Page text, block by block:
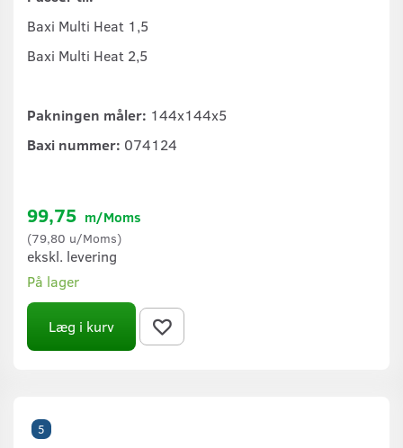
Baxi Multi Heat 1,5
Baxi Multi Heat 2,5
Pakningen måler: 144x144x5
Baxi nummer: 074124
99,75 m/Moms
(79,80 u/Moms)
ekskl. levering
På lager
Læg i kurv
5